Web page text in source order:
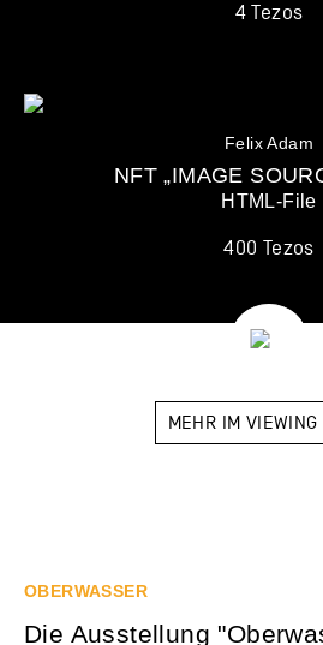
4 Tezos
Felix Adam
NFT „IMAGE
HTML-File
400 Tezos
MEHR IM VIEWING
OBERWASSER
Die Ausstellung